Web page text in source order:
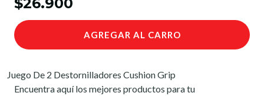
AGREGAR AL CARRO
Juego De 2 Destornilladores Cushion Grip
Encuentra aquí los mejores productos para tu